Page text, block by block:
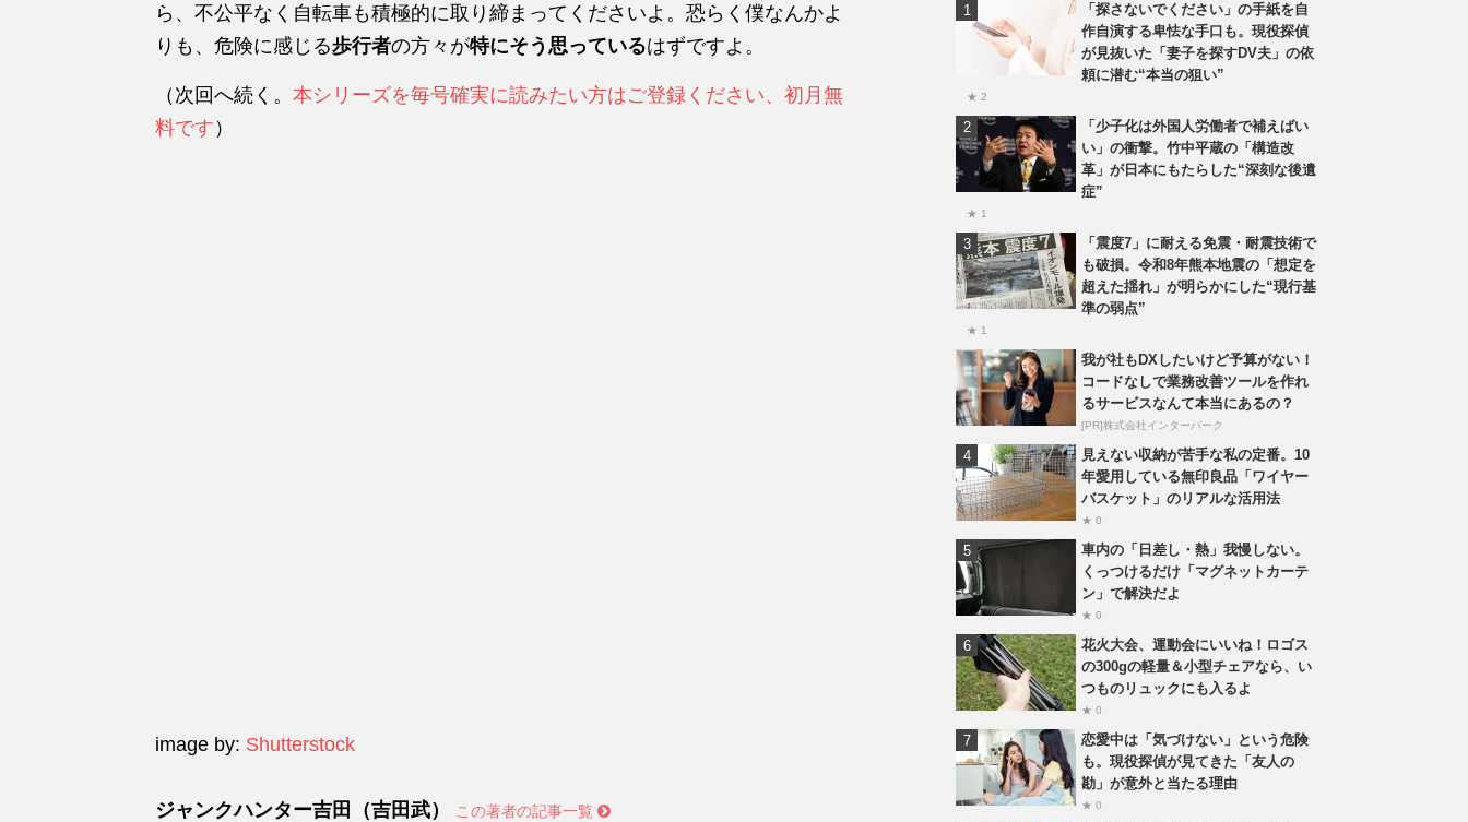
ら、不公平なく自転車も積極的に取り締まってくださいよ。恐らく僕なんかよ
りも、危険に感じる歩行者の方々が特にそう思っているはずですよ。
（次回へ続く。 本シリーズを毎号確実に読みたい方はご登録ください、初月無
料です ）
image by: Shutterstock
ジャンクハンター吉田（吉田武） この著者の記事一覧
「探さないでください」の手紙を自
作自演する卑怯な手口も。現役探偵
が見抜いた「妻子を探すDV夫」の依
頼に潜む“本当の狙い”
★ 2
「少子化は外国人労働者で補えばい
い」の衝撃。竹中平蔵の「構造改
革」が日本にもたらした“深刻な後遺
症”
★ 1
「震度7」に耐える免震・耐震技術で
も破損。令和8年熊本地震の「想定を
超えた揺れ」が明らかにした“現行基
準の弱点”
★ 1
我が社もDXしたいけど予算がない！
コードなしで業務改善ツールを作れ
るサービスなんて本当にあるの？
[PR]株式会社インターパーク
見えない収納が苦手な私の定番。10
年愛用している無印良品「ワイヤー
バスケット」のリアルな活用法
★ 0
車内の「日差し・熱」我慢しない。
くっつけるだけ「マグネットカーテ
ン」で解決だよ
★ 0
花火大会、運動会にいいね！ロゴス
の300gの軽量＆小型チェアなら、い
つものリュックにも入るよ
★ 0
恋愛中は「気づけない」という危険
も。現役探偵が見てきた「友人の
勘」が意外と当たる理由
★ 0